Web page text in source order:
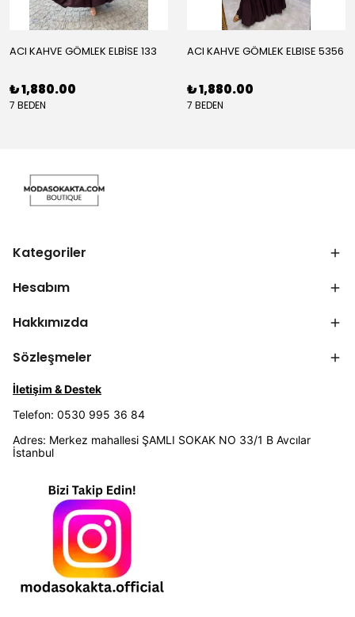
ACI KAHVE GÖMLEK ELBİSE 133
₺ 1,880.00
7 BEDEN
ACI KAHVE GÖMLEK ELBISE 5356
₺ 1,880.00
7 BEDEN
Kategoriler
Hesabım
Hakkımızda
Sözleşmeler
İletişim & Destek
Telefon: 0530 995 36 84
Adres: Merkez mahallesi ŞAMLI SOKAK NO 33/1 B Avcılar
İstanbul